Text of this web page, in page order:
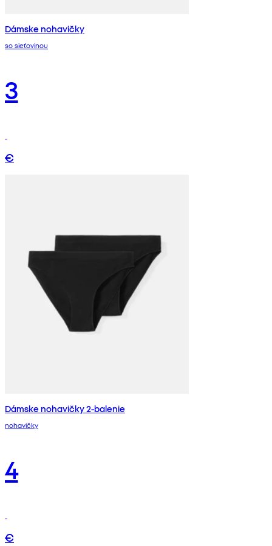
Dámske nohavičky
so sieťovinou
3
€
Dámske nohavičky 2-balenie
nohavičky
4
€